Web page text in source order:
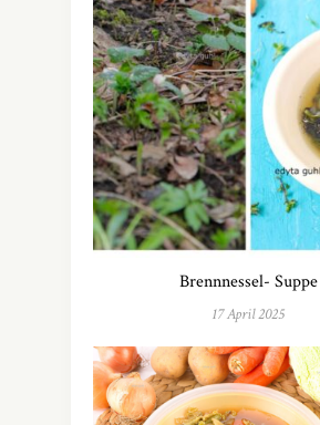
Brennnessel- Suppe
17 April 2025